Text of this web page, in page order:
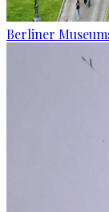
Berliner